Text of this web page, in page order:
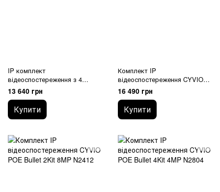
IP комплект
відеоспостереження з 4
камерами ZKTeco CCTV bundle
kit №1
13 640 грн
Купити
Комплект IP
відеоспостереження CYVIO
POE Bullet 2Kit 4MP N2402
16 490 грн
Купити